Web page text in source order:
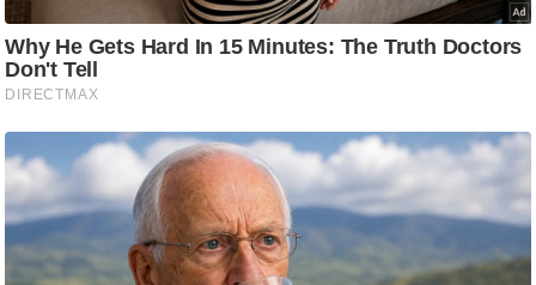
बॉ
ली
वु
ड
हॉ
ली
ड